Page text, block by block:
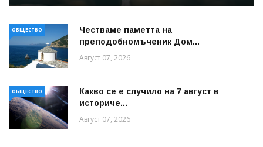
ОБЩЕСТВО
Честваме паметта на
преподобномъченик Дом...
Август 07, 2026
ОБЩЕСТВО
Какво се е случило на 7 август в
историче...
Август 07, 2026